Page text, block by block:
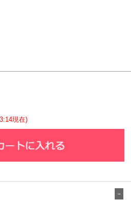
現在)